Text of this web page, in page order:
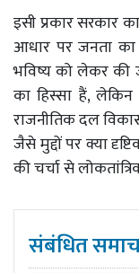
इसी प्रकार सरकार
आधार पर जनता का
भविष्य को लेकर की
का हिस्सा हैं,
राजनीतिक दल
जैसे मुद्दों पर क्या
की चर्चा से
संबंधित